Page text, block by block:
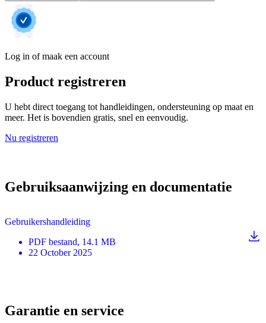
Log in of maak een account
Product registreren
U hebt direct toegang tot handleidingen, ondersteuning op maat en
meer. Het is bovendien gratis, snel en eenvoudig.
Nu registreren
Gebruiksaanwijzing en documentatie
Gebruikershandleiding
PDF bestand, 14.1 MB
22 October 2025
Garantie en service